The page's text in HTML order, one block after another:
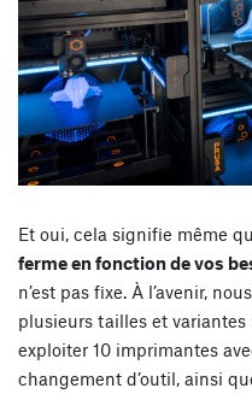
Et oui, cela signifie même
ferme en fonction de vos
n’est pas fixe. À l’avenir,
plusieurs tailles et variantes
exploiter 10 imprimantes
changement d’outil, ainsi